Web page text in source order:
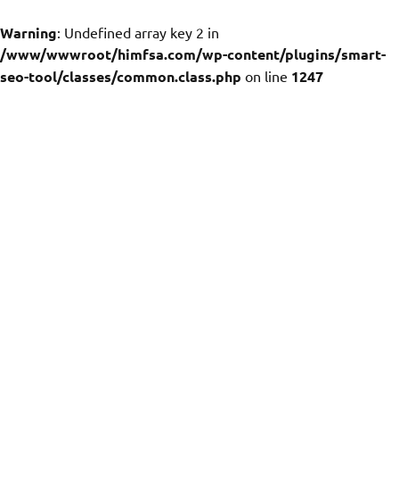
Warning: Undefined array key 2 in
/www/wwwroot/himfsa.com/wp-content/plugins/smart-
seo-tool/classes/common.class.php on line 1247